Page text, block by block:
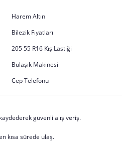
Harem Altın
Bilezik Fiyatları
205 55 R16 Kış Lastiği
Bulaşık Makinesi
Cep Telefonu
güvenli alış veriş.
kısa sürede ulaş.